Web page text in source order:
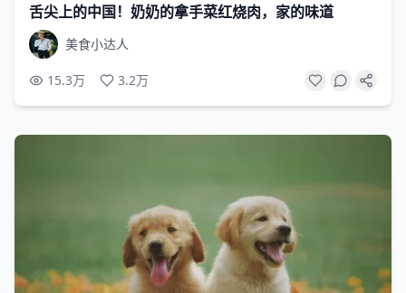
舌尖上的中国！奶奶的拿手菜红烧肉，家的味道
美食小达人
15.3万 3.2万